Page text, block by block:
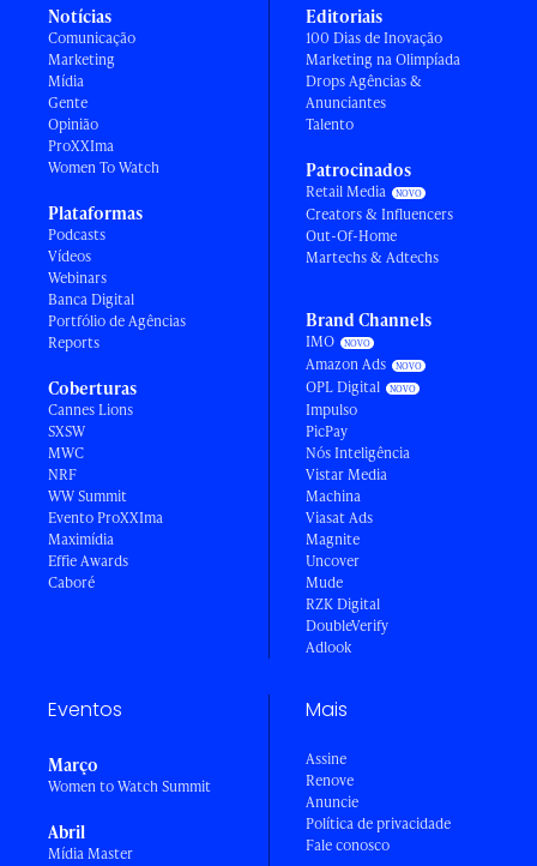
Notícias
Comunicação
Marketing
Mídia
Gente
Opinião
ProXXIma
Women To Watch
Plataformas
Podcasts
Vídeos
Webinars
Banca Digital
Portfólio de Agências
Reports
Coberturas
Cannes Lions
SXSW
MWC
NRF
WW Summit
Evento ProXXIma
Maximídia
Effie Awards
Caboré
Editoriais
100 Dias de Inovação
Marketing na Olimpíada
Drops Agências &
Anunciantes
Talento
Patrocinados
Retail Media
Creators & Influencers
Out-Of-Home
Martechs & Adtechs
Brand Channels
IMO
Amazon Ads
OPL Digital
Impulso
PicPay
Nós Inteligência
Vistar Media
Machina
Viasat Ads
Magnite
Uncover
Mude
RZK Digital
DoubleVerify
Adlook
Eventos
Março
Women to Watch Summit
Abril
Mídia Master
Mais
Assine
Renove
Anuncie
Política de privacidade
Fale conosco